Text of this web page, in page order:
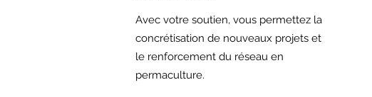
Avec votre soutien, vous permettez la
concrétisation de nouveaux projets et
le renforcement du réseau en
permaculture.